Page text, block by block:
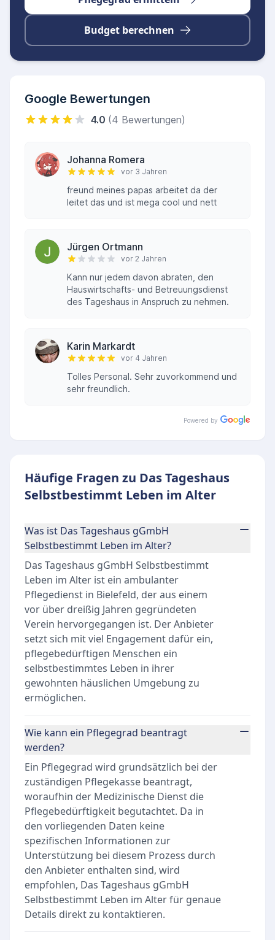
Budget berechnen
Google Bewertungen
4.0 (4 Bewertungen)
Johanna Romera
vor 3 Jahren
freund meines papas arbeitet da der
leitet das und ist mega cool und nett
Jürgen Ortmann
vor 2 Jahren
Kann nur jedem davon abraten, den
Hauswirtschafts- und Betreuungsdienst
des Tageshaus in Anspruch zu nehmen.
Karin Markardt
vor 4 Jahren
Tolles Personal. Sehr zuvorkommend und
sehr freundlich.
Powered by
Häufige Fragen zu Das Tageshaus
Selbstbestimmt Leben im Alter
Was ist Das Tageshaus gGmbH
Selbstbestimmt Leben im Alter?
Das Tageshaus gGmbH Selbstbestimmt
Leben im Alter ist ein ambulanter
Pflegedienst in Bielefeld, der aus einem
vor über dreißig Jahren gegründeten
Verein hervorgegangen ist. Der Anbieter
setzt sich mit viel Engagement dafür ein,
pflegebedürftigen Menschen ein
selbstbestimmtes Leben in ihrer
gewohnten häuslichen Umgebung zu
ermöglichen.
Wie kann ein Pflegegrad beantragt
werden?
Ein Pflegegrad wird grundsätzlich bei der
zuständigen Pflegekasse beantragt,
woraufhin der Medizinische Dienst die
Pflegebedürftigkeit begutachtet. Da in
den vorliegenden Daten keine
spezifischen Informationen zur
Unterstützung bei diesem Prozess durch
den Anbieter enthalten sind, wird
empfohlen, Das Tageshaus gGmbH
Selbstbestimmt Leben im Alter für genaue
Details direkt zu kontaktieren.